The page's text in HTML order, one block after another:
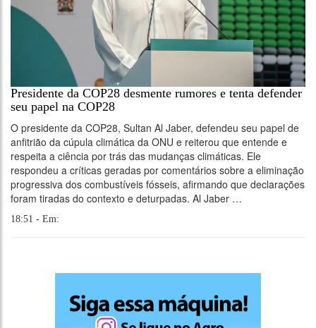
Presidente da COP28 desmente rumores e tenta defender
seu papel na COP28
O presidente da COP28, Sultan Al Jaber, defendeu seu papel de
anfitrião da cúpula climática da ONU e reiterou que entende e
respeita a ciência por trás das mudanças climáticas. Ele
respondeu a críticas geradas por comentários sobre a eliminação
progressiva dos combustíveis fósseis, afirmando que declarações
foram tiradas do contexto e deturpadas. Al Jaber …
18:51 - Em: